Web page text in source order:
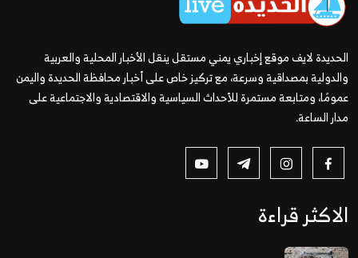
الحديدة لايف موقع إخباري يمني مستقل ينقل الأخبار المحلية والعربية
والدولية بمصداقية وسرعة، مع تركيز خاص على أخبار محافظة الحديدة واليمن
عمومًا، ومتابعة مستمرة للأحداث السياسية والاقتصادية والاجتماعية على
مدار الساعة.
الاكثر قراءة